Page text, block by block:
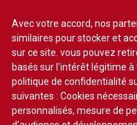
Lire un numéro
Avec votre accord, nos
similaires pour stocker et
sur ce site. vous pouvez
basés sur l'intérêt légitime
politique de confidentialité
suivantes : Cookies
personnalisés, mesure de